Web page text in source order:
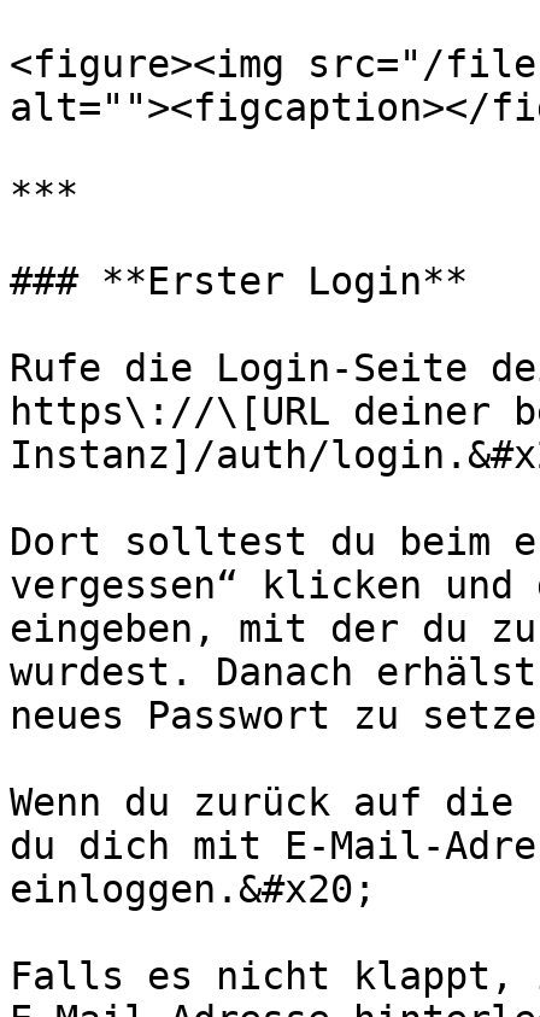
<figure><img src="/
alt=""><figcaption></
***
### **Erster Login**
Rufe die Login-Seite
https\://\[URL deiner
Instanz]/auth/
Dort solltest du beim
vergessen“ klicken
eingeben, mit der du
wurdest. Danach
neues Passwort zu
Wenn du zurück auf
du dich mit E-Mail-
einloggen.&#x20;
Falls es nicht